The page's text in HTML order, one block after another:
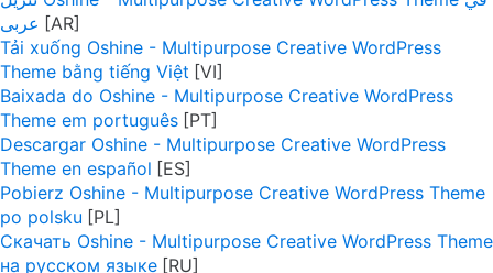
عربى
Tải xuống Oshine - Multipurpose Creative WordPress
Theme bằng tiếng Việt
Baixada do Oshine - Multipurpose Creative WordPress
Theme em português
Descargar Oshine - Multipurpose Creative WordPress
Theme en español
Pobierz Oshine - Multipurpose Creative WordPress Theme
po polsku
Скачать Oshine - Multipurpose Creative WordPress Theme
на русском языке